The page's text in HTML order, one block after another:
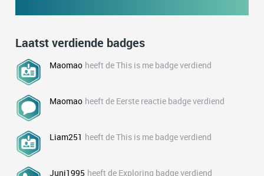
Laatst verdiende badges
Maomao heeft de This is me badge verdiend
Maomao heeft de Eerste reactie badge verdiend
Liam251 heeft de This is me badge verdiend
Juni1995 heeft de Exploring badge verdiend